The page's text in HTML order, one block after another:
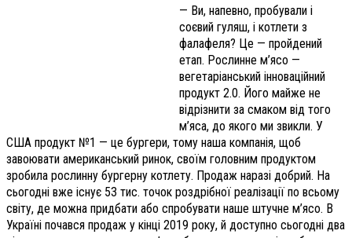
— Ви, напевно, пробували і
соєвий гуляш, і котлети з
фалафеля? Це — пройдений
етап. Рослинне м’ясо —
вегетаріанський інноваційний
продукт 2.0. Його майже не
відрізнити за смаком від того
м’яса, до якого ми звикли. У
США продукт №1 — це бургери, тому наша компанія, щоб
завоювати американський ринок, своїм головним продуктом
зробила рослинну бургерну котлету. Продаж наразі добрий. На
сьогодні вже існує 53 тис. точок роздрібної реалізації по всьому
світу, де можна придбати або спробувати наше штучне м’ясо. В
Україні почався продаж у кінці 2019 року, й доступно сьогодні два